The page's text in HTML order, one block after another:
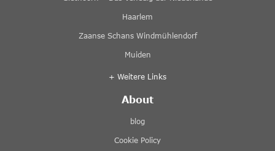
Haarlem
Zaanse Schans Windmühlendorf
Muiden
+ Weitere Links
About
blog
Cookie Policy